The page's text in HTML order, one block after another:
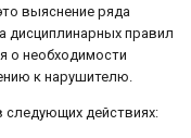
выяснение ряда
дисциплинарных правил
о необходимости
к нарушителю.
действиях: